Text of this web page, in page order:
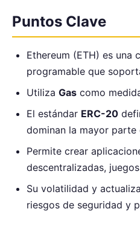
Puntos Clave
Ethereum (ETH) es una
programable que
Utiliza Gas como
El estándar ERC-20
dominan la mayor parte
Permite crear
descentralizadas,
Su volatilidad y
riesgos de seguridad y